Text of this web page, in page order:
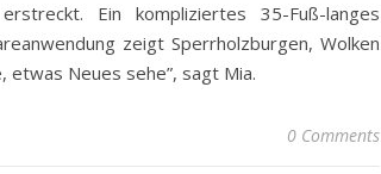
Ein kompliziertes 35-Fuß-langes
zeigt Sperrholzburgen, Wolken
etwas Neues sehe”, sagt Mia.
0 Comments